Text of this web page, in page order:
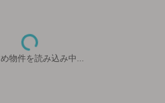
物件を読み込み中...